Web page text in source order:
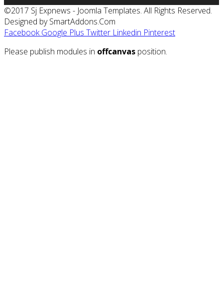
©2017 Sj Expnews - Joomla Templates. All Rights Reserved.
Designed by SmartAddons.Com
Facebook Google Plus Twitter Linkedin Pinterest
Please publish modules in offcanvas position.